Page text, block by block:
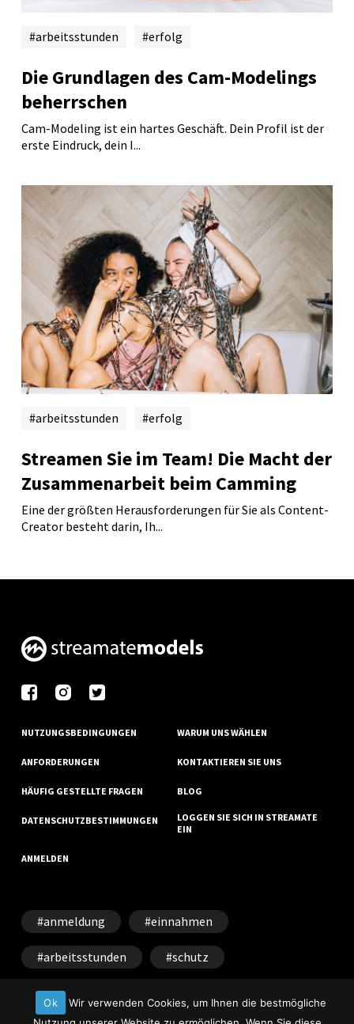
arbeitsstunden erfolg
Die Grundlagen des Cam-Modelings
beherrschen
Cam-Modeling ist ein hartes Geschäft. Dein Profil ist der
erste Eindruck, dein I...
arbeitsstunden erfolg
Streamen Sie im Team! Die Macht der
Zusammenarbeit beim Camming
Eine der größten Herausforderungen für Sie als Content-
Creator besteht darin, Ih...
Ok
Wir verwenden Cookies, um Ihnen die bestmögliche
NUTZUNGSBEDINGUNGEN WARUM UNS WÄHLEN
ANFORDERUNGEN KONTAKTIEREN SIE UNS
HÄUFIG GESTELLTE FRAGEN BLOG
DATENSCHUTZBESTIMMUNGEN
LOGGEN SIE SICH IN STREAMATE
EIN
ANMELDEN
anmeldung einnahmen
arbeitsstunden schutz
datenschutz